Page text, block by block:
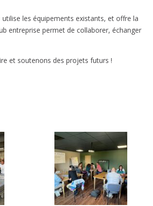
les équipements existants, et offre la
entreprise permet de collaborer, échanger
et soutenons des projets futurs !